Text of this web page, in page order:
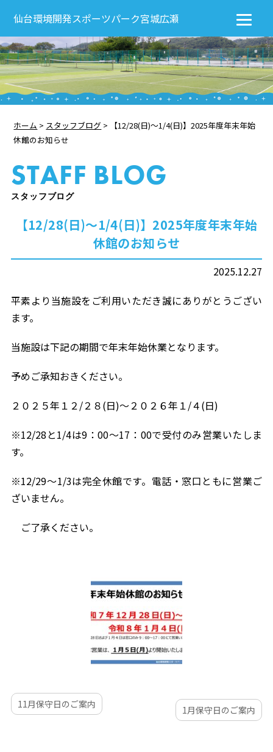
ホーム > スタッフブログ >
【12/28(日)～1/4(日)】2025年度年末年始
休館のお知らせ
STAFF BLOG
スタッフブログ
【12/28(日)～1/4(日)】2025年度年末年始
休館のお知らせ
2025.12.27
平素より当施設をご利用いただき誠にありがとうござい
ます。
当施設は下記の期間で年末年始休業となります。
予めご承知おきください。
２０２５年１２/２８(日)～２０２６年１/４(日)
※12/28と1/4は9：00～17：00で受付のみ営業いたしま
す。
※12/29～1/3は完全休館です。電話・窓口ともに営業ご
ざいません。
ご了承ください。
11月保守日のご案内 1月保守日のご案内
仙台環境開発スポーツパーク宮城広瀬